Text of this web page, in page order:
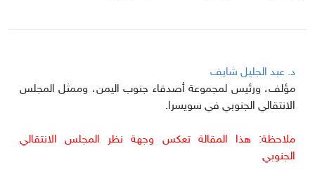
د. عبد الجليل شايف
مؤلف، ورئيس لمجموعة أصدقاء جنوب اليمن، وممثل المجلس
الانتقالي الجنوبي في سويسرا.
ملاحظة: هذا المقالة تعكس وجهة نظر المجلس الانتقالي
الجنوبي